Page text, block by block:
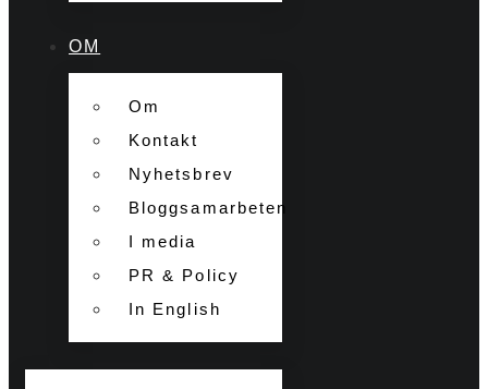
OM
Om
Kontakt
Nyhetsbrev
Bloggsamarbeten
I media
PR & Policy
In English